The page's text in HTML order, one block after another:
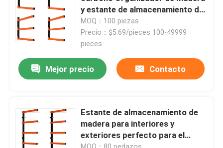
y estante de almacenamiento de
madera de metal con 3 niveles
MOQ：100 piezas
Precio：$5.69/pieces 100-49999
pieces
Mejor precio Contacto
Estante de almacenamiento de
madera para interiores y
exteriores perfecto para el
MOQ：80 pedazos